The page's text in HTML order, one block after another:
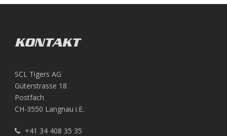
KONTAKT
SCL Tigers AG
Güterstrasse 18
Postfach
CH-3550 Langnau i.E.
+41 34 408 35 35